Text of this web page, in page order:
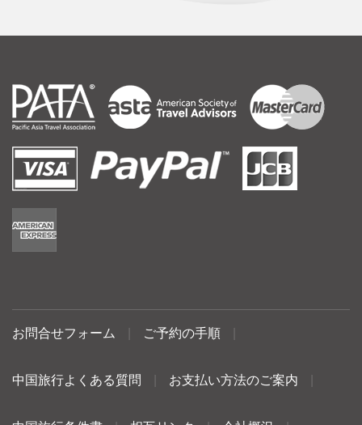
お問合せフォーム ご予約の手順
中国旅行よくある質問 お支払い方法のご案内